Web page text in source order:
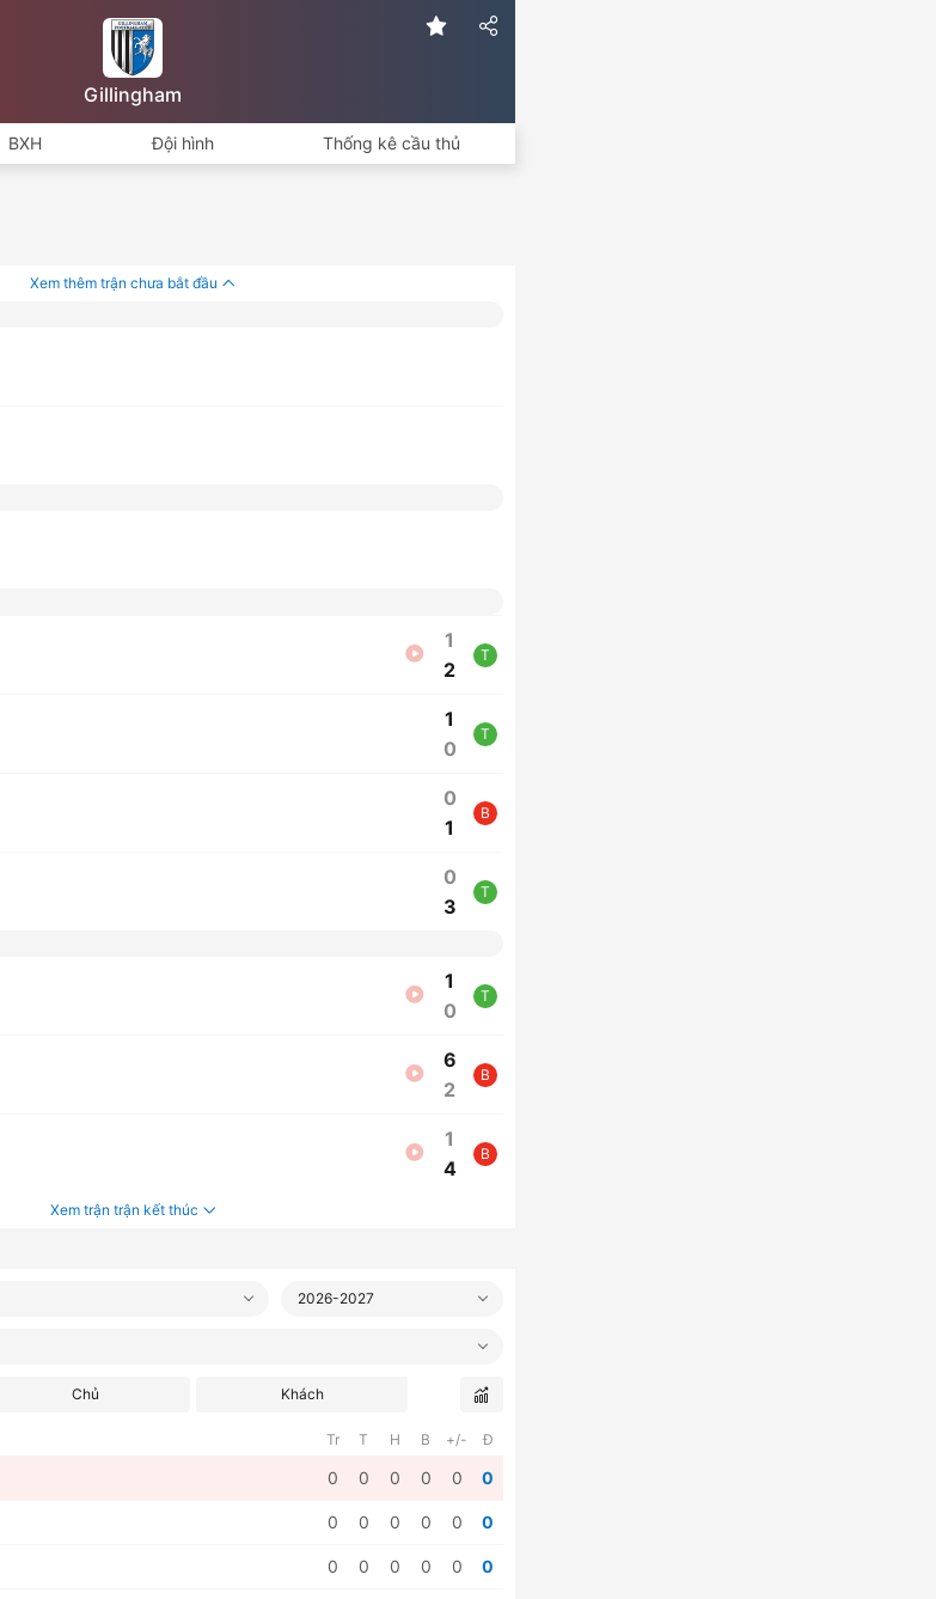
Gillingham
BXH Đội hình Thống kê cầu thủ
Xem thêm trận chưa bắt đầu
1
2
T
1
0
T
0
1
B
0
3
T
1
0
T
6
2
B
1
4
B
Xem trận trận kết thúc
2026-2027
Chủ Khách
Tr T H B +/- Đ
0 0 0 0 0 0
0 0 0 0 0 0
0 0 0 0 0 0